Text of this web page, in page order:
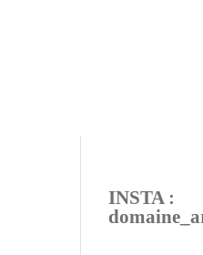
INSTA :